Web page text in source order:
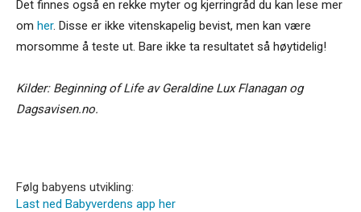
Det finnes også en rekke myter og kjerringråd du kan lese mer
om her. Disse er ikke vitenskapelig bevist, men kan være
morsomme å teste ut. Bare ikke ta resultatet så høytidelig!
Kilder: Beginning of Life av Geraldine Lux Flanagan og
Dagsavisen.no.
Følg babyens utvikling:
Last ned Babyverdens app her